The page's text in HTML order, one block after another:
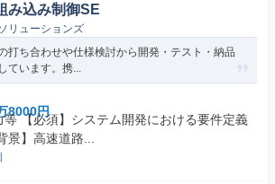
み込み制御SE
リューションズ
打ち合わせや仕様検討から開発・テスト・納品
ています。携...
8000円
等 【必須】システム開発における要件定義
景】高速道路...